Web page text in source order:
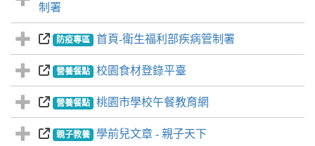
制署
防疫專區 首頁-衛生福利部疾病管制署
營養餐點 校園食材登錄平臺
營養餐點 桃園市學校午餐教育網
親子教養 學前兒文章 - 親子天下